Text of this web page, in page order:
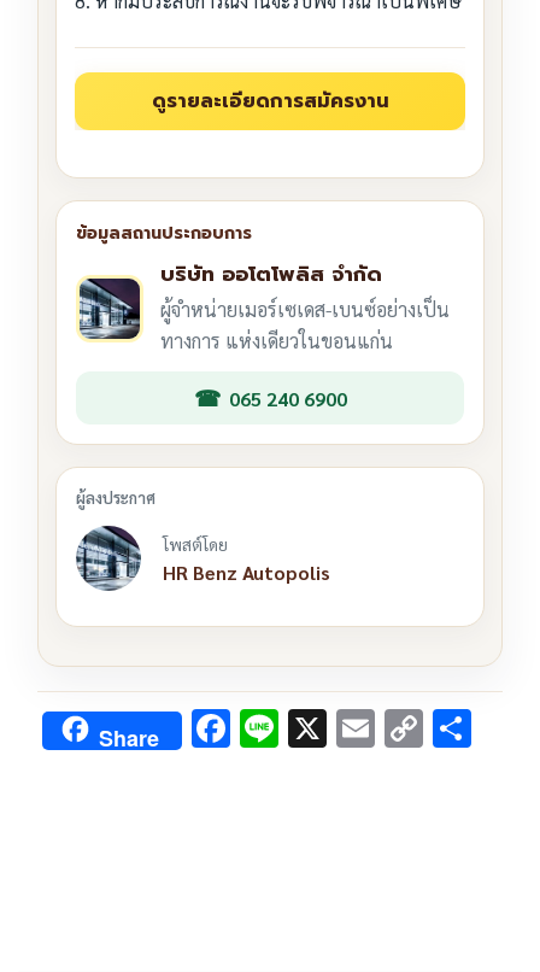
บริษัท ออโตโพลิส จำกัด
ผู้จำหน่ายเมอร์เซเดส-เบนซ์อย่างเป็น
ทางการ แห่งเดียวในขอนแก่น
065 240 6900
โพสต์โดย
HR Benz Autopolis
Share F Li X E C